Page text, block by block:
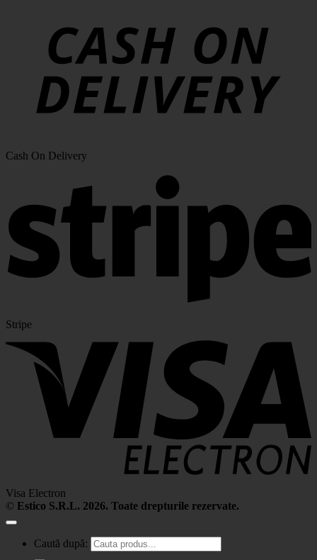
Cash On Delivery
Stripe
Visa Electron
© Estico S.R.L. 2026. Toate drepturile rezervate.
Caută după: